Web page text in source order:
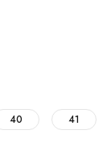
40 41